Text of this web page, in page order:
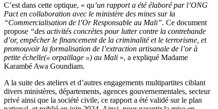
C’est dans cette optique, « qu’un rapport a été élaboré par l’ONG
Pact en collaboration avec le ministère des mines sur la
“Commercialisation de l’Or Responsable au Mali”. Ce document
propose “des activités concrètes pour lutter contre la contrebande
d’or, empêcher le financement de la criminalité et le terrorisme, et
promouvoir la formalisation de l’extraction artisanale de l’or à
petite échelle(« orpaillage ») au Mali », a expliqué Madame
Karambé Awa Goundiam.
A la suite des ateliers et d’autres engagements multipartites ciblant
divers ministères, départements, agences gouvernementales, secteur
privé ainsi que la société civile, ce rapport a été validé sur le plan